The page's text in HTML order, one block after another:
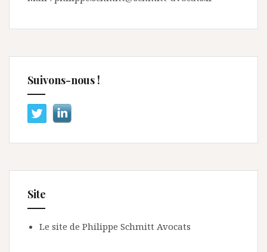
Suivons-nous !
Site
Le site de Philippe Schmitt Avocats